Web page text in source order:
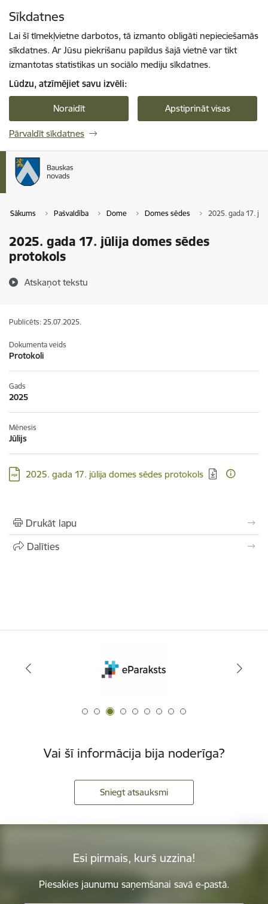
Sīkdatnes
Lai šī tīmekļvietne darbotos, tā izmanto obligāti nepieciešamās
sīkdatnes. Ar Jūsu piekrišanu papildus šajā vietnē var tikt
izmantotas statistikas un sociālo mediju sīkdatnes.
Lūdzu, atzīmējiet savu izvēli:
Noraidīt Apstiprināt visas
Pārvaldīt sīkdatnes
Sākums Pašvaldība Dome Domes sēdes 2025. gada 17.
2025. gada 17. jūlija domes sēdes
protokols
Atskaņot tekstu
Publicēts: 25.07.2025.
Dokumenta veids
Protokoli
Gads
2025
Mēnesis
Jūlijs
Lejupielādēt:
2025. gada 17. jūlija domes sēdes protokols
Drukāt lapu
Dalīties
Vai šī informācija bija noderīga?
Sniegt atsauksmi
Esi pirmais, kurš uzzina!
Piesakies jaunumu saņemšanai savā e-pastā.